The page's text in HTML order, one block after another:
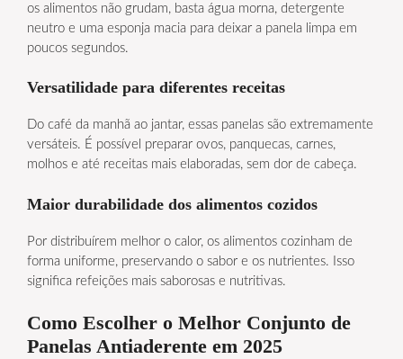
os alimentos não grudam, basta água morna, detergente
neutro e uma esponja macia para deixar a panela limpa em
poucos segundos.
Versatilidade para diferentes receitas
Do café da manhã ao jantar, essas panelas são extremamente
versáteis. É possível preparar ovos, panquecas, carnes,
molhos e até receitas mais elaboradas, sem dor de cabeça.
Maior durabilidade dos alimentos cozidos
Por distribuírem melhor o calor, os alimentos cozinham de
forma uniforme, preservando o sabor e os nutrientes. Isso
significa refeições mais saborosas e nutritivas.
Como Escolher o Melhor Conjunto de
Panelas Antiaderente em 2025